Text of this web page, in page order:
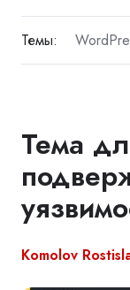
Темы:
Тема
Komolov